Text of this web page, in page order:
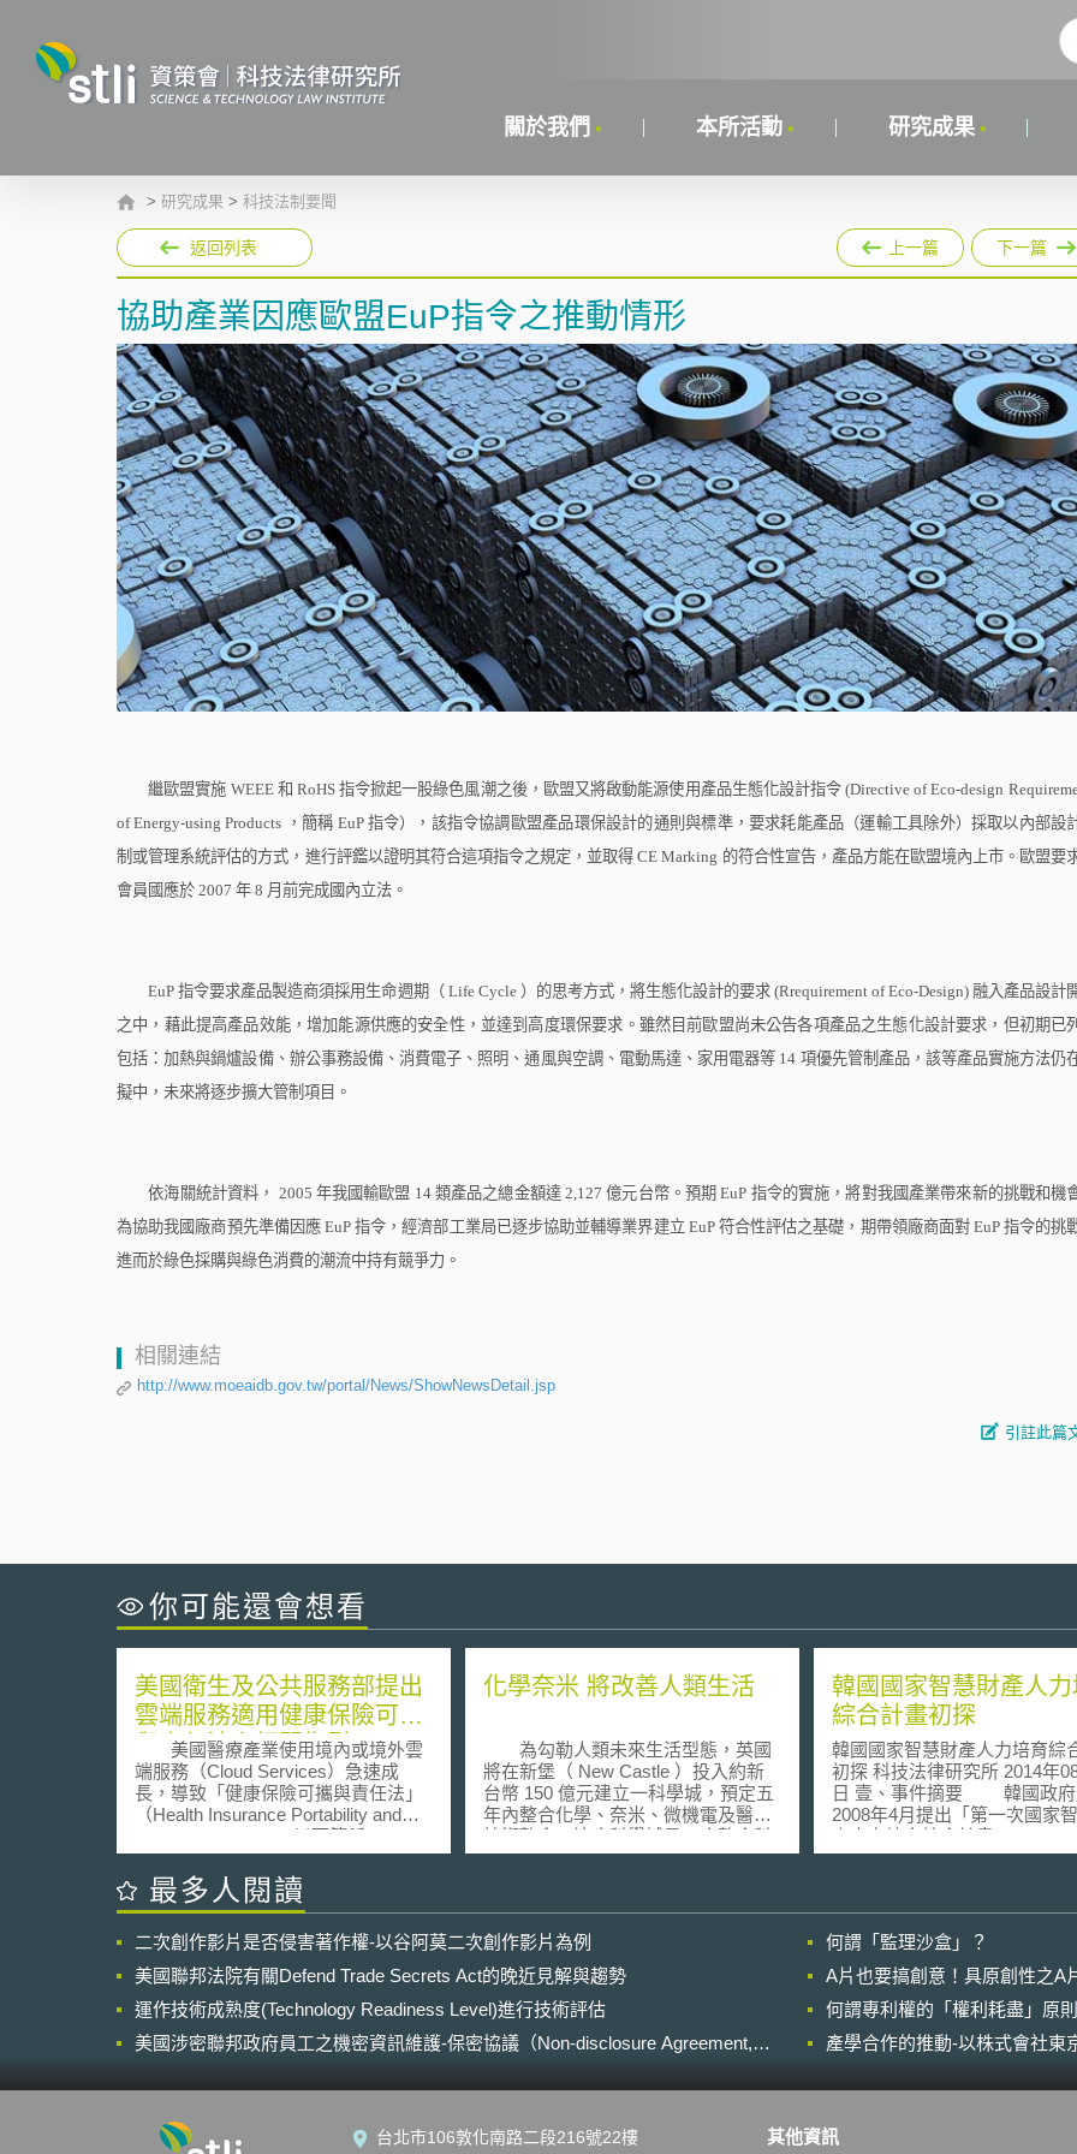
關於我們 本所活動 研究成果
> 研究成果 > 科技法制要聞
返回列表 上一篇 下一篇
協助產業因應歐盟EuP指令之推動情形
繼歐盟實施 WEEE 和 RoHS 指令掀起一股綠色風潮之後，歐盟又將啟動能源使用產品生態化設計指令 (Directive of Eco-design
of Energy-using Products ，簡稱 EuP 指令），該指令協調歐盟產品環保設計的通則與標準，要求耗能產品（運輸工具除外）採取以內部設
制或管理系統評估的方式，進行評鑑以證明其符合這項指令之規定，並取得 CE Marking 的符合性宣告，產品方能在歐盟境內上市。歐盟要
會員國應於 2007 年 8 月前完成國內立法。
EuP指令要求產品製造商須採用生命週期（ Life Cycle ）的思考方式，將生態化設計的要求 (Rrequirement of Eco-Design) 融入產品設計
之中，藉此提高產品效能，增加能源供應的安全性，並達到高度環保要求。雖然目前歐盟尚未公告各項產品之生態化設計要求，但初期已
包括：加熱與鍋爐設備、辦公事務設備、消費電子、照明、通風與空調、電動馬達、家用電器等 14 項優先管制產品，該等產品實施方法仍
擬中，未來將逐步擴大管制項目。
依海關統計資料， 2005 年我國輸歐盟 14 類產品之總金額達 2,127億元台幣。預期 EuP 指令的實施，將對我國產業帶來新的挑戰和機
為協助我國廠商預先準備因應EuP指令，經濟部工業局已逐步協助並輔導業界建立 EuP 符合性評估之基礎，期帶領廠商面對 EuP指令的挑
進而於綠色採購與綠色消費的潮流中持有競爭力。
相關連結
http://www.moeaidb.gov.tw/portal/News/ShowNewsDetail.jsp
引註此篇
你可能還會想看
美國衛生及公共服務部提出
雲端服務適用健康保險可攜
與責任法之相關指引
美國醫療產業使用境內或境外雲
端服務（Cloud Services）急速成
長，導致「健康保險可攜與責任法」
（Health Insurance Portability and
Accountability Act，以下簡稱
HIPAA）規範下之「適用機構」
（Covered Entities）與其「商業夥
伴」（Business Associate），對於
惑。因此，衛生及公共服務部民權辦
公室（Department of Health and
Human Services, Office for Civil
Rights）於10月7日公布相關業者如何
適用HIPAA之指引，以釐清爭議。
於該指引中，該部指出，雲端服
造、接收、維護、傳送被HIPAA所保
護之「資療資訊」（Protected Health
Information），則該雲端業者就被視
化學奈米 將改善人類生活
為勾勒人類未來生活型態，英國
將在新堡（ New Castle ）投入約新
台幣 150 億元建立一科學城，預定五
年內整合化學、奈米、微機電及醫療
技術整合。這座科學城是一座整合科
學及產業技術的場所，由業界及政府
善。 英國皇家工程院院士雷蒙奧
立佛（ Raymond Oliver F.R.Eng ）是
這座科學城的主要規劃人，他指出，
人類生活在下一個 20 年將出現四項
結構性的現象：一是人口老化，二是
個人化產品的普及，三是智慧型生活
對這四大現象的普及，化工業者可以
提高醫療生活品質；二是利用化學來
韓國國家智慧財產人力
綜合計畫初探
韓國國家智慧財產人力培育綜
初探 科技法律研究所 2014年08月05
日 壹、事件摘要 韓國政府暨
2008年4月提出「第一次國家
產人力培育綜合計畫
[1](以下簡稱第一次綜合計畫)
「創意人才、知識財產之管理
所需專門人才的培育」為目標
並提升韓國在全球化市場的競
韓國人才培育綜合計畫旨在
優秀專利人才、智財實務人才
質與量的同步增加與水準提升
維，是否有值得我國借鏡之處
果，並以此為基礎說明第二次
最多人閱讀
二次創作影片是否侵害著作權-以谷阿莫二次創作影片為例
何謂「監理沙盒」？
美國聯邦法院有關Defend Trade Secrets Act的晚近見解與趨勢
A片也要搞創意！具原創性之A
運作技術成熟度(Technology Readiness Level)進行技術評估
何謂專利權的「權利耗盡」原
美國涉密聯邦政府員工之機密資訊維護-保密協議（Non-disclosure Agreement,
產學合作的推動-以株式會社東
台北市106敦化南路二段216號22樓 其他資訊